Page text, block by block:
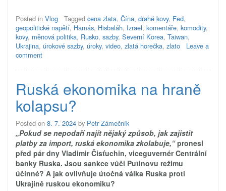
USD
za
unci!“
Posted in Vlog Tagged cena zlata, Čína, drahé kovy, Fed,
geopolitické napětí, Hamás, Hisbaláh, Izrael, komentáře, komodity,
kovy, měnová politika, Rusko, sazby, Severní Korea, Taiwan,
Ukrajina, úrokové sazby, úroky, video, zlatá horečka, zlato
Leave a
comment
Ruská ekonomika na hraně
kolapsu?
Posted on 8. 7. 2024 by Petr Zámečník
„Pokud se nepodaří najít nějaký způsob, jak zajistit
platby za import, ruská ekonomika zkolabuje,“pronesl
před pár dny Vladimir Čisťuchin, viceguvernér Centrální
banky Ruska. Jsou sankce vůči Putinovu režimu
účinné? A jak ovlivňuje útočná válka Ruska proti
Ukrajině ruskou ekonomiku?